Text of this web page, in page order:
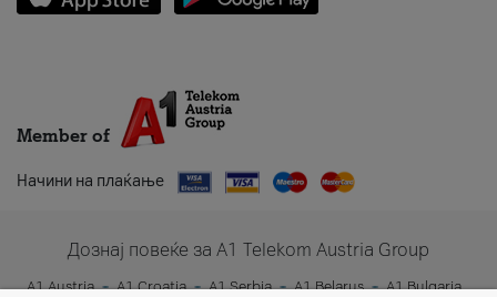
Member of
Начини на плаќање
Дознај повеќе за A1 Telekom Austria Group
A1 Austria A1 Croatia A1 Serbia A1 Belarus
A1 Bulgaria